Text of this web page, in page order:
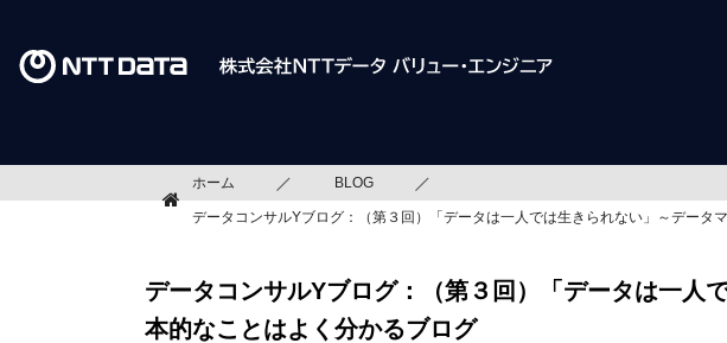
ホーム BLOG
データコンサルYブログ：（第３回）「データは一人では生きられない」～デー
データコンサルYブログ：（第３回）「データは一人
本的なことはよく分かるブログ